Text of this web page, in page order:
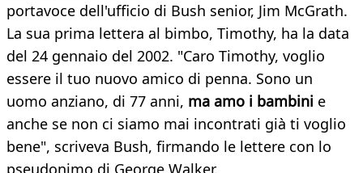
portavoce dell'ufficio di Bush senior, Jim McGrath.
La sua prima lettera al bimbo, Timothy, ha la data
del 24 gennaio del 2002. "Caro Timothy, voglio
essere il tuo nuovo amico di penna. Sono un
uomo anziano, di 77 anni, ma amo i bambini e
anche se non ci siamo mai incontrati già ti voglio
bene", scriveva Bush, firmando le lettere con lo
pseudonimo di George Walker.